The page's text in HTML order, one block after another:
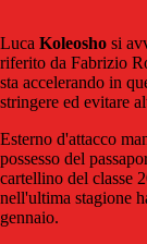
Luca Koleosho si
riferito da Fabrizio
sta accelerando in
stringere ed evitare
Esterno d'attacco
possesso del
cartellino del classe
nell'ultima stagione
gennaio.